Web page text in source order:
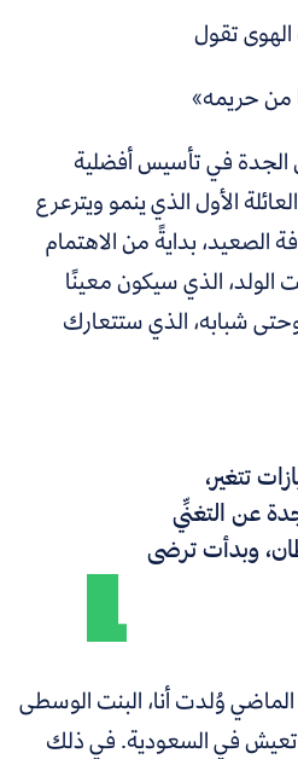
تقول
من حريمه»
الجدة في تأسيس أفضلية
الأول الذي ينمو ويترعرع
الصعيد، بدايةً من الاهتمام
الولد، الذي سيكون معينًا
شبابه، الذي ستتعارك
تتغير،
عن التغنِّي
وبدأت ترضى
وُلدت أنا، البنت الوسطى
تعيش في السعودية. في ذلك